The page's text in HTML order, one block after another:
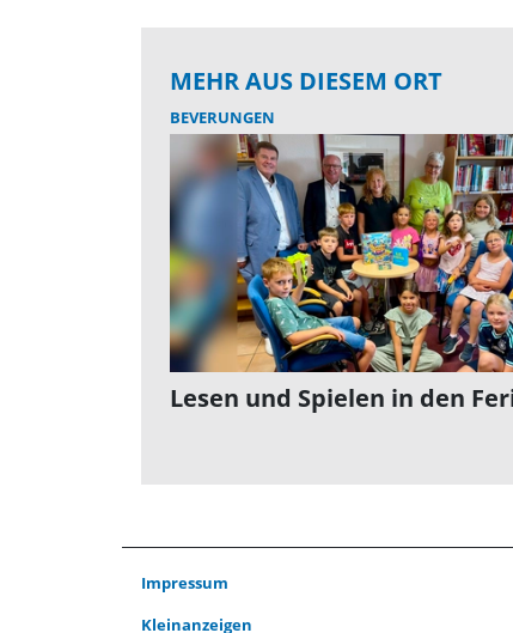
MEHR AUS DIESEM ORT
BEVERUNGEN
Lesen und Spielen in den
Impressum
Kleinanzeigen